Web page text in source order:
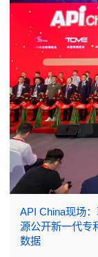
API China现场
源公开新一代专
数据